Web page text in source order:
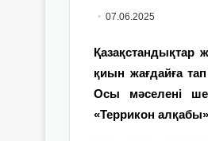
07.06.2025
Қазақстандықтар
қиын жағдайға
Осы мәселені
«Террикон